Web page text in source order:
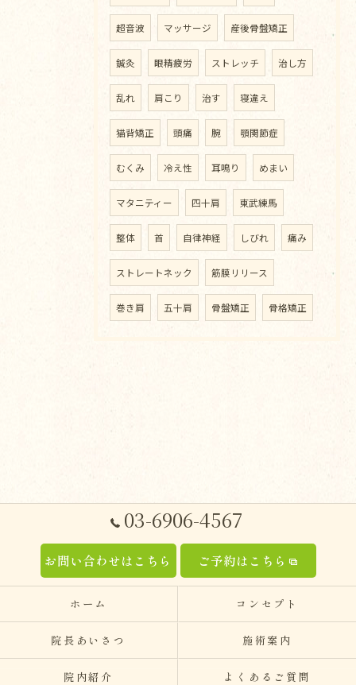
超音波 マッサージ 産後骨盤矯正
鍼灸 眼精疲労 ストレッチ 治し方
乱れ 肩こり 治す 寝違え
猫背矯正 頭痛 腕 顎関節症
むくみ 冷え性 耳鳴り めまい
マタニティー 四十肩 東武練馬
整体 首 自律神経 しびれ 痛み
ストレートネック 筋膜リリース
巻き肩 五十肩 骨盤矯正 骨格矯正
03-6906-4567
お問い合わせはこちら ご予約はこちら
ホーム コンセプト
院長あいさつ 施術案内
院内紹介 よくあるご質問